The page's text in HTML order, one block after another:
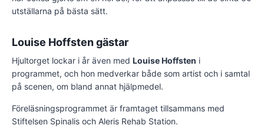
utställarna på bästa sätt.
Louise Hoffsten gästar
Hjultorget lockar i år även med Louise Hoffsten i
programmet, och hon medverkar både som artist och i samtal
på scenen, om bland annat hjälpmedel.
Föreläsningsprogrammet är framtaget tillsammans med
Stiftelsen Spinalis och Aleris Rehab Station.